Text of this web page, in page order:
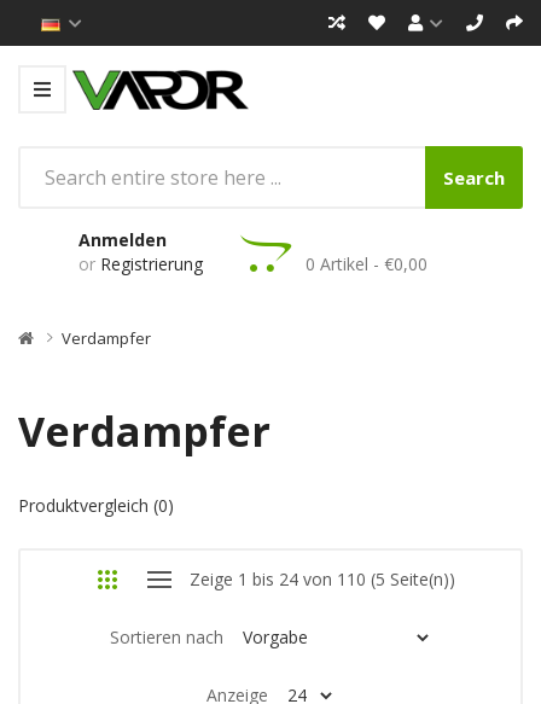
Search
Anmelden
or Registrierung 0 Artikel - €0,00
Verdampfer
Verdampfer
Produktvergleich (0)
Zeige 1 bis 24 von 110 (5 Seite(n))
Sortieren nach
Anzeige